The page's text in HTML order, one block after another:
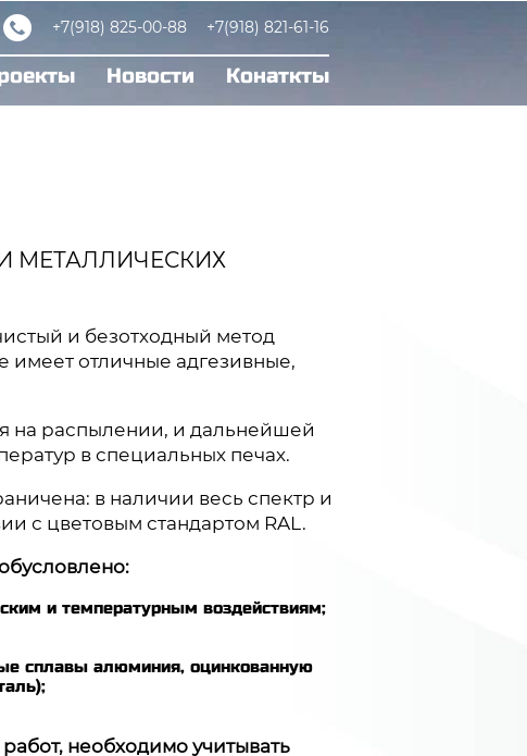
+7(918) 825-00-88 +7(918) 821-61-16
Новости Конаткты
МЕТАЛЛИЧЕСКИХ
и безотходный метод
имеет отличные адгезивные,
на распылении, и дальнейшей
в специальных печах.
в наличии весь спектр и
с цветовым стандартом RAL.
и температурным воздействиям;
сплавы алюминия, оцинкованную
необходимо учитывать